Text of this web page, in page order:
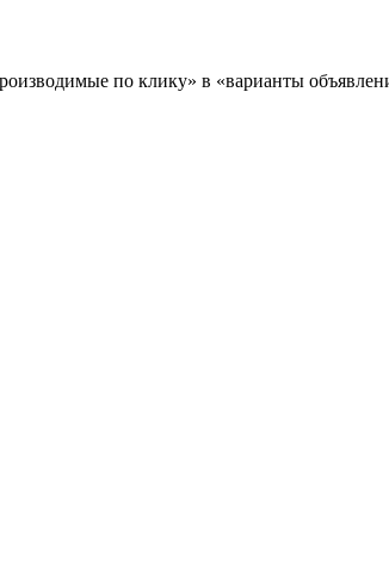
по клику» в «варианты